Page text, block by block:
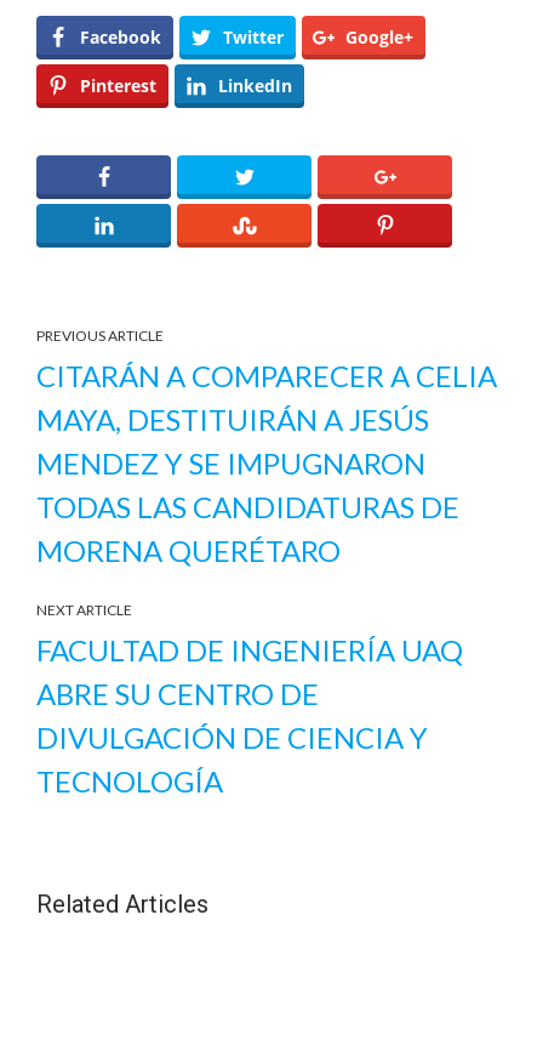
Facebook Twitter Google+
Pinterest LinkedIn
PREVIOUS ARTICLE
CITARÁN A COMPARECER A CELIA
MAYA, DESTITUIRÁN A JESÚS
MENDEZ Y SE IMPUGNARON
TODAS LAS CANDIDATURAS DE
MORENA QUERÉTARO
NEXT ARTICLE
FACULTAD DE INGENIERÍA UAQ
ABRE SU CENTRO DE
DIVULGACIÓN DE CIENCIA Y
TECNOLOGÍA
Related Articles